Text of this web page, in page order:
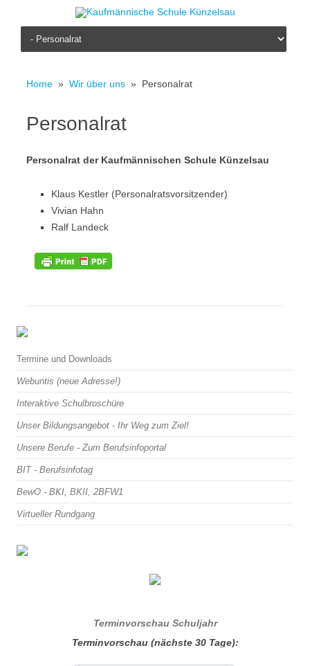
Skip to content
Home » Wir über uns » Personalrat
Personalrat
Personalrat der Kaufmännischen Schule Künzelsau
Klaus Kestler (Personalratsvorsitzender)
Vivian Hahn
Ralf Landeck
Termine und Downloads
Webuntis (neue Adresse!)
Interaktive Schulbroschüre
Unser Bildungsangebot - Ihr Weg zum Ziel!
Unsere Berufe - Zum Berufsinfoportal
BIT - Berufsinfotag
BewO - BKI, BKII, 2BFW1
Virtueller Rundgang
Terminvorschau Schuljahr
Terminvorschau (nächste 30 Tage):